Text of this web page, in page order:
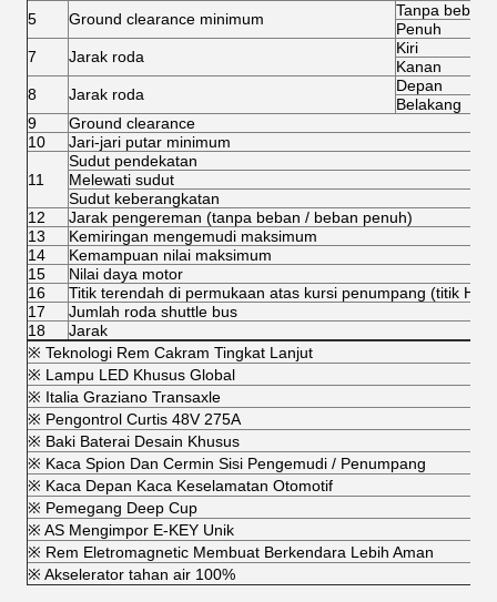
5
Ground clearance minimum
Tanpa beban
Penuh
7
Jarak roda
Kiri
Kanan
8
Jarak roda
Depan
Belakang
9
Ground clearance
10
Jari-jari putar minimum
11
Sudut pendekatan
Melewati sudut
Sudut keberangkatan
12
Jarak pengereman (tanpa beban / beban penuh)
13
Kemiringan mengemudi maksimum
14
Kemampuan nilai maksimum
15
Nilai daya motor
16
Titik terendah di permukaan atas kursi penumpang (titik H)
17
Jumlah roda shuttle bus
18
Jarak
※ Teknologi Rem Cakram Tingkat Lanjut
※ Lampu LED Khusus Global
※ Italia Graziano Transaxle
※ Pengontrol Curtis 48V 275A
※ Baki Baterai Desain Khusus
※ Kaca Spion Dan Cermin Sisi Pengemudi / Penumpang
※ Kaca Depan Kaca Keselamatan Otomotif
※ Pemegang Deep Cup
※ AS Mengimpor E-KEY Unik
※ Rem Eletromagnetic Membuat Berkendara Lebih Aman
※ Akselerator tahan air 100%